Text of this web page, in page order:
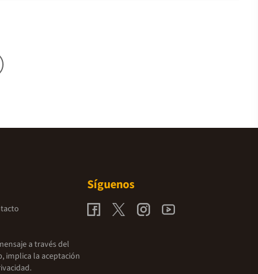
a través del
implica la aceptación
Síguenos